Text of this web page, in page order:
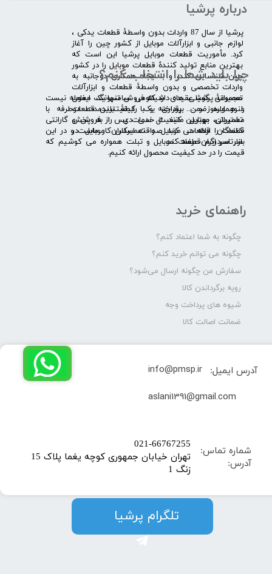
درباره پرشیا
​پرشیا از سال 87 واردات بدون واسطۀ قطعات یدکی ،
لوازم جانبی و ابزارآلات موبایل از کشور چین را آغاز
کرد. مأموریت قطعات موبایل پرشیا این است که
بهترین منابع تولید کنندۀ قطعات موبایل را در کشور
چین شناسایی کند، و با ایجاد همکاری دوجانبه به
واردات تخصصی و بدون واسطۀ قطعات و ابزارآلات
تعمیراتی گوشی های شیائومی سامسونگ ایفون
لنوو ایسوز و .... پرداخته و با کیفیت­ترین قطعات
تعمیراتی موبایل مانند ال سی دی را به پخش
کنندگان قطعات موبایل و تعمیرکاران موبایل در
سرتاسر ایران عرضه کند.
راهنمای خرید
چگونه به شما اعتماد کنم؟
چگونه می توانم خرید کنم؟
سفارش من چگونه ارسال می‌شود؟
رویه برگرداندن کالا
شیوه های پرداخت وجه
ضمانت اصالت کالا
چرا باید شما را انتخاب کنم؟
​​ ​مجموعۀ پرشیا عقیده دارد که فروش تنها یک معامله نیست
و همواره ضمن برقراری یک رابطۀ بلندمدت دوطرفه با
مشتریان، بهترین کیفیت خدمات پس از فروش و گارانتی
قطعات را ارائه می­ کند. صداقت اساس کار ماست و در این
بازار سردرگم قطعات موبایل و تبلت همواره می کوشیم که
قیمت را در حد کیفیت محصول ارائه کنیم.
شماره تماس:
آدرس:
​021-66767255
تهران خیابان جمهوری کوچه یغما پلاک 15
زنگ 1
آدرس ایمیل:
info@pmsp.ir
​aslani1391@gmail.com
​​​​تلگرام پرشیا